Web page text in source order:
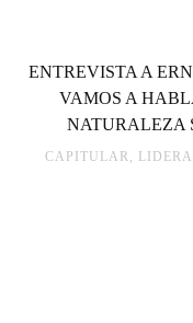
ENTREVISTA A
VAMOS A
NATURALEZA
CAPITULAR,